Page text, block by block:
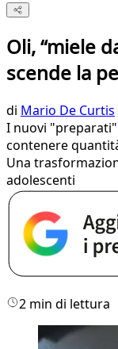
Oli, “miele
scende la
di Mario De Curtis
I nuovi
contenere
Una
adolescenti
2 min di lettura